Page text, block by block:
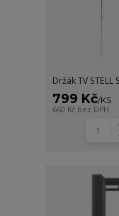
Držák TV STELL
799 Kč/KS
660 Kč bez DPH